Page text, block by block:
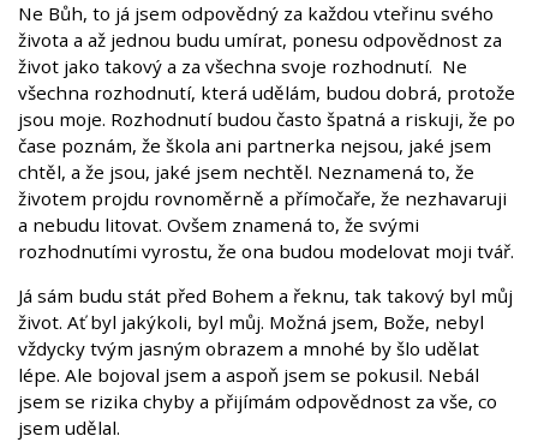
Ne Bůh, to já jsem odpovědný za každou vteřinu svého
života a až jednou budu umírat, ponesu odpovědnost za
život jako takový a za všechna svoje rozhodnutí. Ne
všechna rozhodnutí, která udělám, budou dobrá, protože
jsou moje. Rozhodnutí budou často špatná a riskuji, že po
čase poznám, že škola ani partnerka nejsou, jaké jsem
chtěl, a že jsou, jaké jsem nechtěl. Neznamená to, že
životem projdu rovnoměrně a přímočaře, že nezhavaruji
a nebudu litovat. Ovšem znamená to, že svými
rozhodnutími vyrostu, že ona budou modelovat moji tvář.
Já sám budu stát před Bohem a řeknu, tak takový byl můj
život. Ať byl jakýkoli, byl můj. Možná jsem, Bože, nebyl
vždycky tvým jasným obrazem a mnohé by šlo udělat
lépe. Ale bojoval jsem a aspoň jsem se pokusil. Nebál
jsem se rizika chyby a přijímám odpovědnost za vše, co
jsem udělal.